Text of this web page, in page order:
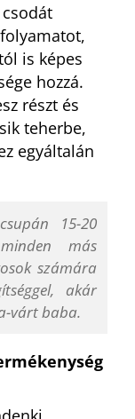
is képes
hozzá.
részt és
teherbe,
egyáltalán
15-20
más
számára
akár
várt baba.